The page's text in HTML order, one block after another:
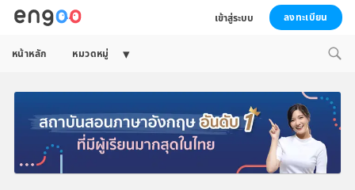
เข้าสู่ระบบ ลงทะเบียน
หน้าหลัก หมวดหมู่
Expand
menu